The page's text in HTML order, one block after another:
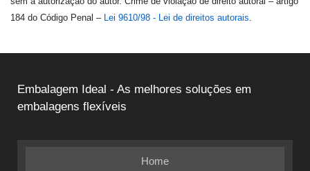
184 do Código Penal – Lei 9610/98 - Lei de direitos autorais.
Embalagem Ideal - As melhores soluções em
embalagens flexíveis
Home